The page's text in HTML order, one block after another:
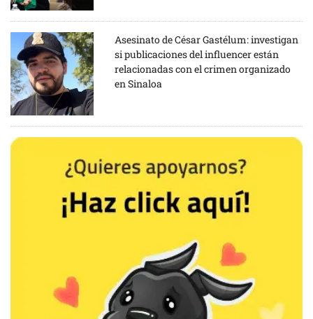
Asesinato de César Gastélum: investigan
si publicaciones del influencer están
relacionadas con el crimen organizado
en Sinaloa